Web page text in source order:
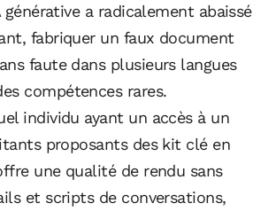
a radicalement abaissé
fabriquer un faux document
faute dans plusieurs langues
compétences rares.
individu ayant un accès à un
proposants des kit clé en
une qualité de rendu sans
et scripts de conversations,